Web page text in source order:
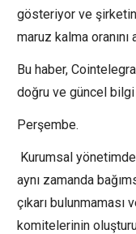
gösteriyor ve
maruz kalma oranını
Bu haber,
doğru ve güncel bilgi
Perşembe.
Kurumsal
aynı zamanda
çıkarı
komitelerinin